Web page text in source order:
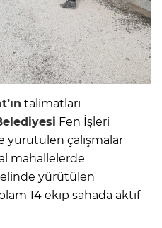
talimatları
Fen İşleri
çalışmalar
mahallelerde
yürütülen
14 ekip sahada aktif